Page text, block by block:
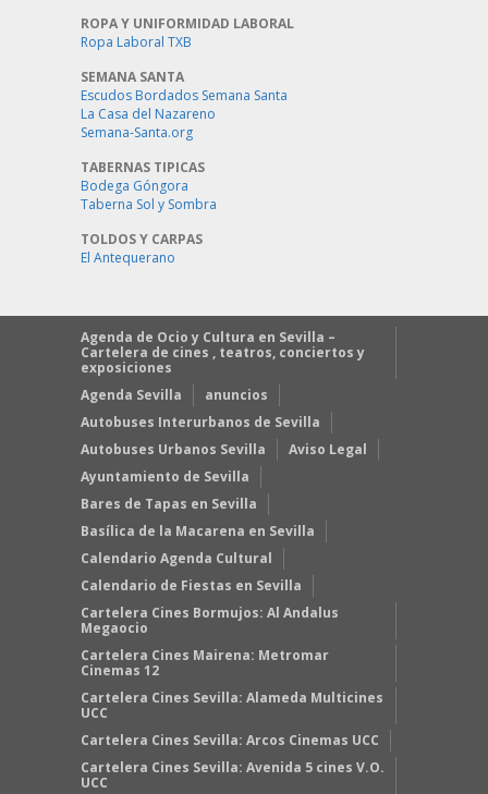
ROPA Y UNIFORMIDAD LABORAL
Ropa Laboral TXB
SEMANA SANTA
Escudos Bordados Semana Santa
La Casa del Nazareno
Semana-Santa.org
TABERNAS TIPICAS
Bodega Góngora
Taberna Sol y Sombra
TOLDOS Y CARPAS
El Antequerano
Agenda de Ocio y Cultura en Sevilla –
Cartelera de cines , teatros, conciertos y
exposiciones
Agenda Sevilla
anuncios
Autobuses Interurbanos de Sevilla
Autobuses Urbanos Sevilla
Aviso Legal
Ayuntamiento de Sevilla
Bares de Tapas en Sevilla
Basílica de la Macarena en Sevilla
Calendario Agenda Cultural
Calendario de Fiestas en Sevilla
Cartelera Cines Bormujos: Al Andalus
Megaocio
Cartelera Cines Mairena: Metromar
Cinemas 12
Cartelera Cines Sevilla: Alameda Multicines
UCC
Cartelera Cines Sevilla: Arcos Cinemas UCC
Cartelera Cines Sevilla: Avenida 5 cines V.O.
UCC